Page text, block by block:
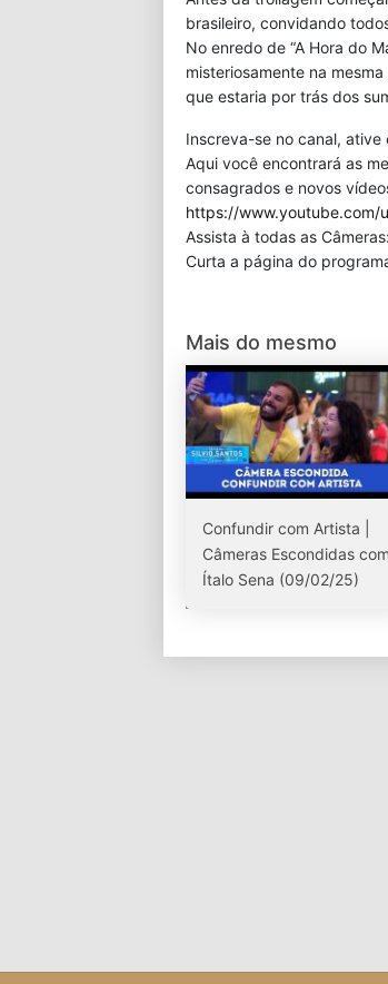
brasileiro, convidando
No enredo de “A Hora do
misteriosamente na
que estaria por trás dos
Inscreva-se no canal, ative
Aqui você encontrará as
consagrados e novos
https://www.youtube.com/
Assista à todas as Câmeras:
Curta a página do
Mais do mesmo
Confundir com Artista |
Câmeras Escondidas com
Ítalo Sena (09/02/25)